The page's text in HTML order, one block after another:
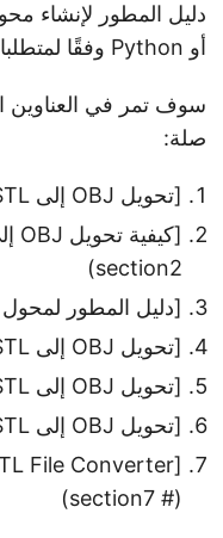
أو Python وفقًا لمتطلباتك.
سوف تمر في العناوين
صلة:
[تحويل OBJ إلى STL عبر الإنترنت](# section1)
section2)
[دليل المطور لمحول OBJ إلى STL](# section3)
[تحويل OBJ إلى STL في C#](# section4)
[تحويل OBJ إلى STL في Java](# section5)
[تحويل OBJ إلى STL في Python](# section6)
(# section7)